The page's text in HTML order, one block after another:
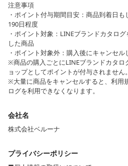
注意事項
・ポイント付与期間目安：商品到着日
190日程度
・ポイント対象：LINEブランドカタロ
した商品
・ポイント対象外：購入後にキャンセル
※商品の購入ごとにLINEブランドカタロ
ョップとしてポイントが付与されません。
※大量に商品をキャンセルすると、利用
ログを利用できなくなります。
会社名
株式会社ベルーナ
プライバシーポリシー